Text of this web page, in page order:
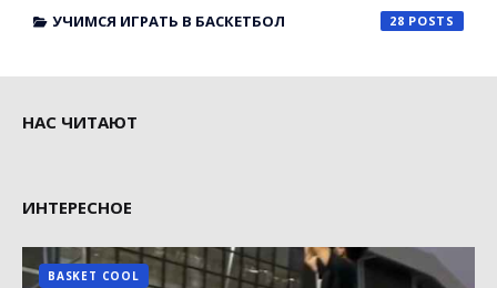
УЧИМСЯ ИГРАТЬ В БАСКЕТБОЛ 28
НАС ЧИТАЮТ
ИНТЕРЕСНОЕ
BASKET COOL